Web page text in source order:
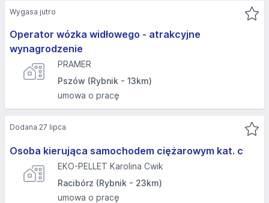
Operator wózka widłowego - atrakcyjne
wynagrodzenie ️
PRAMER
Pszów (Rybnik - 13km)
umowa o pracę
Wygasa jutro
Osoba kierująca samochodem ciężarowym kat. c
EKO-PELLET Karolina Cwik
Racibórz (Rybnik - 23km)
umowa o pracę
Dodana 27 lipca